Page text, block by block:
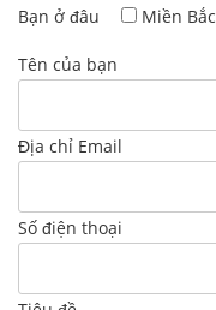
Bạn ở đâu
Miền Bắc
Tên của bạn
Địa chỉ Email
Số điện thoại